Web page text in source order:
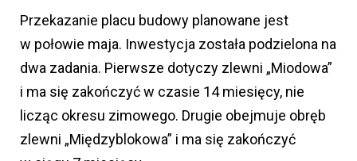
Przekazanie placu budowy planowane jest
w połowie maja. Inwestycja została podzielona na
dwa zadania. Pierwsze dotyczy zlewni „Miodowa”
i ma się zakończyć w czasie 14 miesięcy, nie
licząc okresu zimowego. Drugie obejmuje obręb
zlewni „Międzyblokowa” i ma się zakończyć